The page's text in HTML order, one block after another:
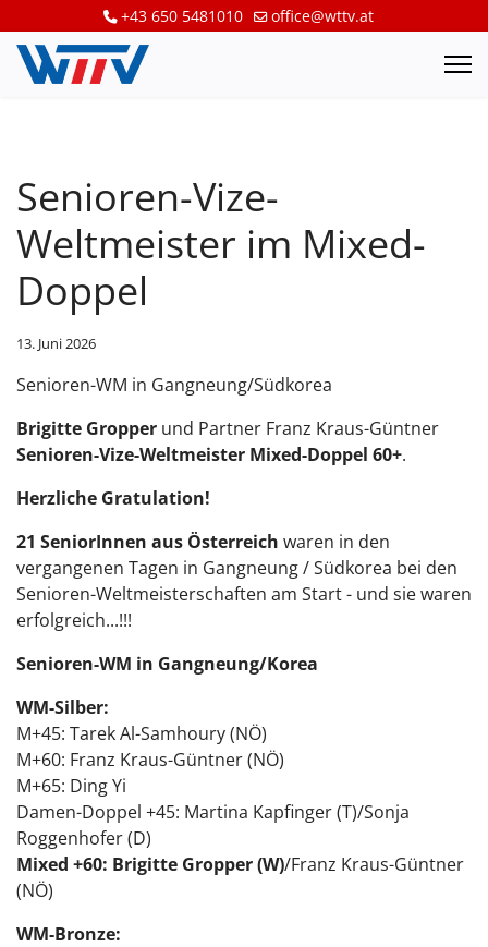
+43 650 5481010 office@wttv.at
Senioren-Vize-
Weltmeister im Mixed-
Doppel
13. Juni 2026
Senioren-WM in Gangneung/Südkorea
Brigitte Gropper und Partner Franz Kraus-Güntner
Senioren-Vize-Weltmeister Mixed-Doppel 60+.
Herzliche Gratulation!
21 SeniorInnen aus Österreich waren in den
vergangenen Tagen in Gangneung / Südkorea bei den
Senioren-Weltmeisterschaften am Start - und sie waren
erfolgreich...!!!
Senioren-WM in Gangneung/Korea
WM-Silber:
M+45: Tarek Al-Samhoury (NÖ)
M+60: Franz Kraus-Güntner (NÖ)
M+65: Ding Yi
Damen-Doppel +45: Martina Kapfinger (T)/Sonja
Roggenhofer (D)
Mixed +60: Brigitte Gropper (W)/Franz Kraus-Güntner
(NÖ)
WM-Bronze: